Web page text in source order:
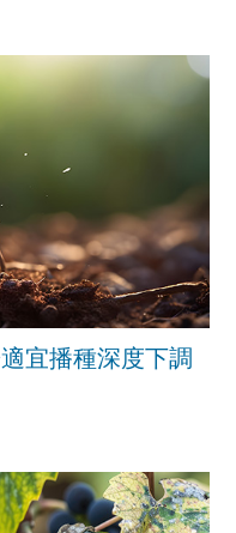
宜播種深度下調